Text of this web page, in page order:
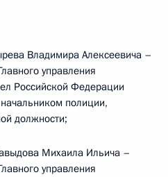
Владимира Алексеевича –
управления
Российской Федерации
полиции,
должности;
Михаила Ильича –
управления